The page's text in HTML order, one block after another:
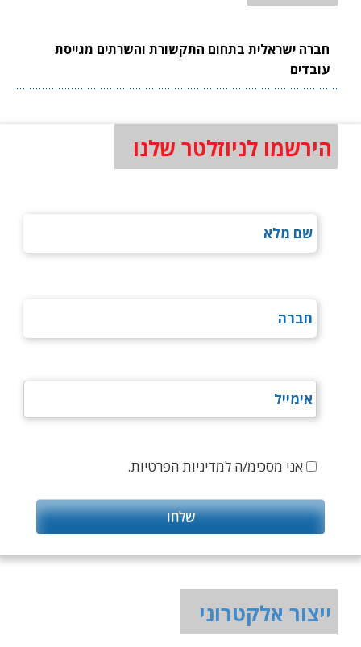
חברה ישראלית בתחום התקשורת והשרתים מגייסת
עובדים
הירשמו לניוזלטר שלנו
אני מסכימ/ה למדיניות הפרטיות.
ייצור אלקטרוני